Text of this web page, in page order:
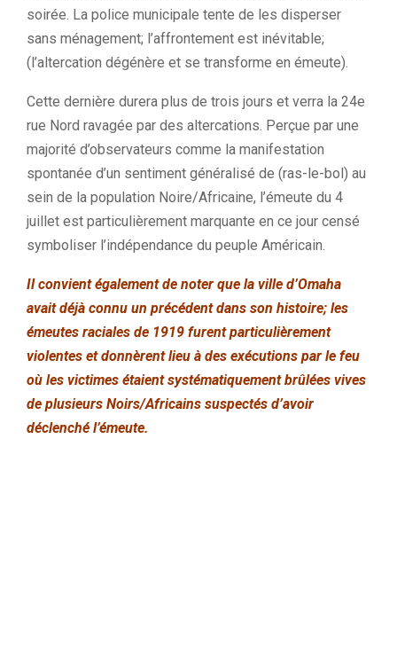
soirée. La police municipale tente de les disperser
sans ménagement; l’affrontement est inévitable;
(l’altercation dégénère et se transforme en émeute).
Cette dernière durera plus de trois jours et verra la 24e
rue Nord ravagée par des altercations. Perçue par une
majorité d’observateurs comme la manifestation
spontanée d’un sentiment généralisé de (ras-le-bol) au
sein de la population Noire/Africaine, l’émeute du 4
juillet est particulièrement marquante en ce jour censé
symboliser l’indépendance du peuple Américain.
Il convient également de noter que la ville d’Omaha
avait déjà connu un précédent dans son histoire; les
émeutes raciales de 1919 furent particulièrement
violentes et donnèrent lieu à des exécutions par le feu
où les victimes étaient systématiquement brûlées vives
de plusieurs Noirs/Africains suspectés d’avoir
déclenché l’émeute.